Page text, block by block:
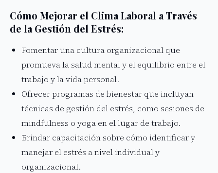
Cómo Mejorar el Clima Laboral a Través
de la Gestión del Estrés:
Fomentar una cultura organizacional que
promueva la salud mental y el equilibrio entre el
trabajo y la vida personal.
Ofrecer programas de bienestar que incluyan
técnicas de gestión del estrés, como sesiones de
mindfulness o yoga en el lugar de trabajo.
Brindar capacitación sobre cómo identificar y
manejar el estrés a nivel individual y
organizacional.